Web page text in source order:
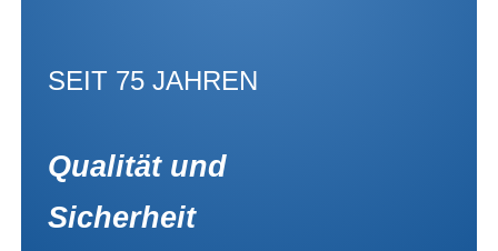
SEIT 75 JAHREN
Qualität und
Sicherheit